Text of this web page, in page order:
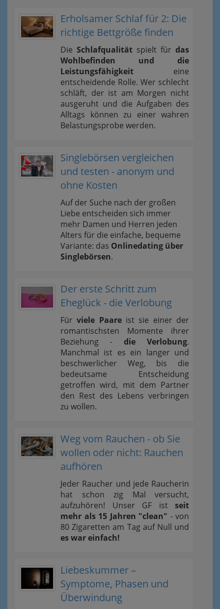
Erholsamer Schlaf für 2: Die
richtige Bettgröße finden
Die Schlafqualität spielt für das
Wohlbefinden und die
Leistungsfähigkeit eine
entscheidende Rolle. Wer schlecht
schläft, der ist am Morgen nicht
ausgeruht und die Aufgaben des
Alltags können zu einer wahren
Belastungsprobe werden.
Singlebörsen vergleichen
und testen - anonym und
ohne Kosten
Auf der Suche nach der großen
Liebe entscheiden sich immer
mehr Damen und Herren jeden
Alters für die einfache, bequeme
Variante: das Onlinedating über
Singlebörsen.
Der erste Schritt zum
Eheglück - die Verlobung
Fürviele Paareist sie einer der
romantischsten Momente ihrer
Beziehung - die Verlobung.
Manchmal ist es ein langer und
beschwerlicher Weg, bis die
bedeutsame Entscheidung
getroffen wird, mit dem Partner
den Rest des Lebens verbringen
zu wollen.
Weg vom Rauchen - ob Sie
wollen oder nicht: Rauchen
aufhören
Jeder Raucher und jede Raucherin
hat schon zig Mal versucht,
aufzuhören! Unser GF ist seit
mehr als 15 Jahren "clean" - von
80 Zigaretten am Tag auf Null und
es war einfach!
Liebeskummer –
Symptome, Phasen und
Überwindung